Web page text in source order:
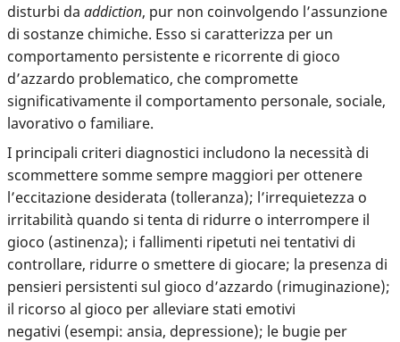
disturbi da addiction, pur non coinvolgendo l’assunzione
di sostanze chimiche. Esso si caratterizza per un
comportamento persistente e ricorrente di gioco
d’azzardo problematico, che compromette
significativamente il comportamento personale, sociale,
lavorativo o familiare.
I principali criteri diagnostici includono la necessità di
scommettere somme sempre maggiori per ottenere
l’eccitazione desiderata (tolleranza); l’irrequietezza o
irritabilità quando si tenta di ridurre o interrompere il
gioco (astinenza); i fallimenti ripetuti nei tentativi di
controllare, ridurre o smettere di giocare; la presenza di
pensieri persistenti sul gioco d’azzardo (rimuginazione);
il ricorso al gioco per alleviare stati emotivi
negativi (esempi: ansia, depressione); le bugie per